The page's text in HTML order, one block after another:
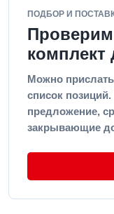
ПОДБОР И
Проверим
комплект
Можно
список
предложение,
закрывающие